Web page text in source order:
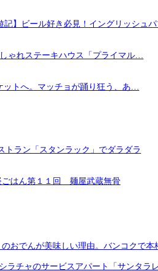
記】ビール好き必見！イングリッシュ
ゃれステーキハウス「プライマル…
ットへ。マッチョが踊り狂う、あ…
トラン「スタンラック」でダラダラ
ごはん第１１回 麺屋武蔵無骨
のおでんが美味しい理由。バンコクで本
シラチャのサービスアパート「サンタラ